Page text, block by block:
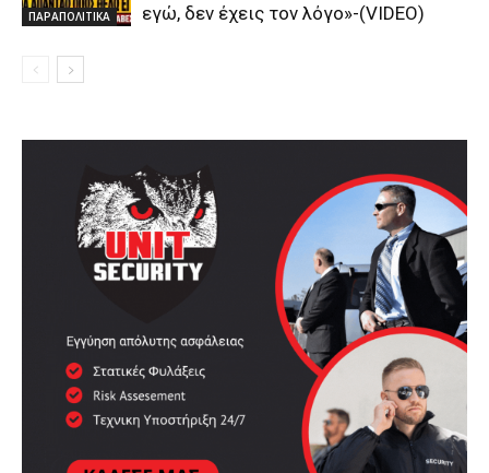
ΠΑΡΑΠΟΛΙΤΙΚΑ
εγώ, δεν έχεις τον λόγο»-(VIDEO)